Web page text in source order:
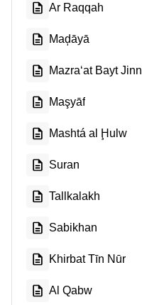
Ar Raqqah
Maḑāyā
Mazra‘at Bayt Jinn
Maşyāf
Mashtá al Ḩulw
Suran
Tallkalakh
Sabikhan
Khirbat Tīn Nūr
Al Qabw